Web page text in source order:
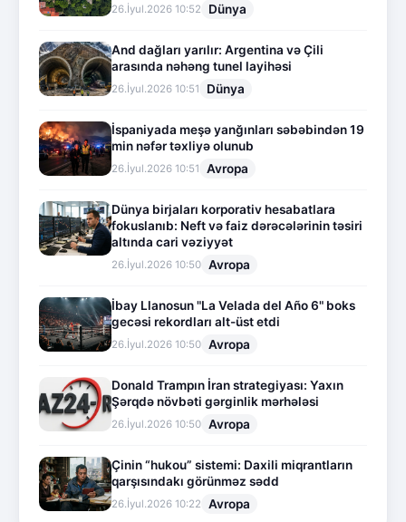
26.İyul.2026 10:52 Dünya
And dağları yarılır: Argentina və Çili
arasında nəhəng tunel layihəsi
26.İyul.2026 10:51 Dünya
İspaniyada meşə yanğınları səbəbindən 19
min nəfər təxliyə olunub
26.İyul.2026 10:51 Avropa
Dünya birjaları korporativ hesabatlara
fokuslanıb: Neft və faiz dərəcələrinin təsiri
altında cari vəziyyət
26.İyul.2026 10:50 Avropa
İbay Llanosun "La Velada del Año 6" boks
gecəsi rekordları alt-üst etdi
26.İyul.2026 10:50 Avropa
Donald Trampın İran strategiyası: Yaxın
Şərqdə növbəti gərginlik mərhələsi
26.İyul.2026 10:50 Avropa
Çinin “hukou” sistemi: Daxili miqrantların
qarşısındakı görünməz sədd
26.İyul.2026 10:22 Avropa